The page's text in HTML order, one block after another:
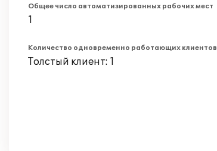
Общее число автоматизированных рабочих мест
1
Количество одновременно работающих клиентов
Толстый клиент: 1